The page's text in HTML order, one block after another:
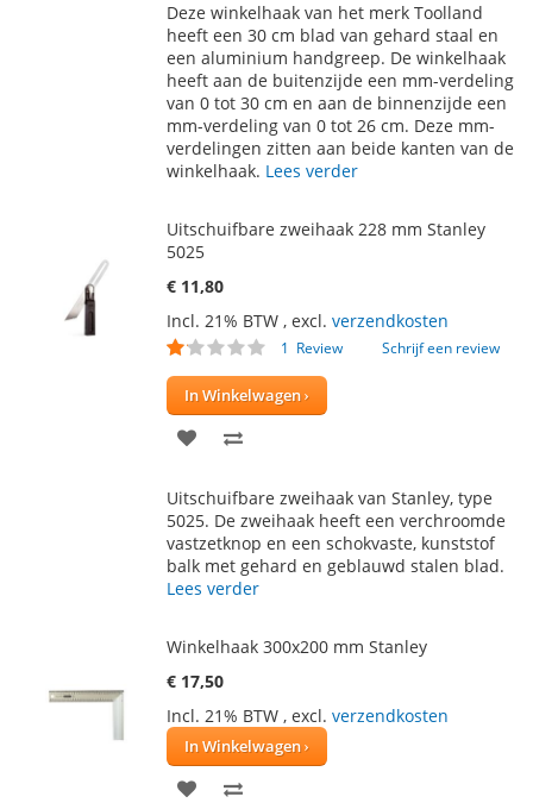
AAN
VERLANGLIJST
TE
VERGELIJKEN
Deze winkelhaak van het merk Toolland
heeft een 30 cm blad van gehard staal en
een aluminium handgreep. De winkelhaak
heeft aan de buitenzijde een mm-verdeling
van 0 tot 30 cm en aan de binnenzijde een
mm-verdeling van 0 tot 26 cm. Deze mm-
verdelingen zitten aan beide kanten van de
winkelhaak. Lees verder
Uitschuifbare zweihaak 228 mm Stanley
5025
€ 11,80
Incl. 21% BTW , excl. verzendkosten
Waardering:
1 Review Schrijf een review
In Winkelwagen
VOEG
AAN
VERLANGLIJST
TE
VERGELIJKEN
Uitschuifbare zweihaak van Stanley, type
5025. De zweihaak heeft een verchroomde
vastzetknop en een schokvaste, kunststof
balk met gehard en geblauwd stalen blad.
Lees verder
Winkelhaak 300x200 mm Stanley
€ 17,50
Incl. 21% BTW , excl. verzendkosten
In Winkelwagen
VOEG